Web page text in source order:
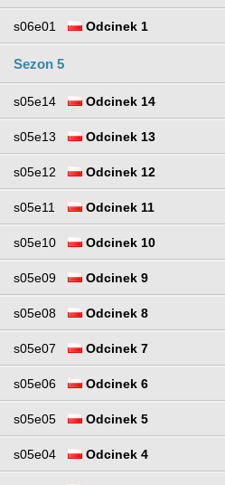
s06e01 Odcinek 1
Sezon 5
s05e14 Odcinek 14
s05e13 Odcinek 13
s05e12 Odcinek 12
s05e11 Odcinek 11
s05e10 Odcinek 10
s05e09 Odcinek 9
s05e08 Odcinek 8
s05e07 Odcinek 7
s05e06 Odcinek 6
s05e05 Odcinek 5
s05e04 Odcinek 4